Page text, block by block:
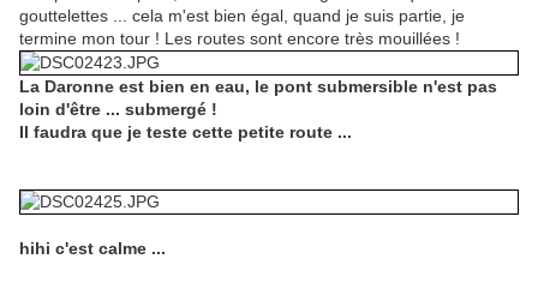
gouttelettes ... cela m'est bien égal, quand je suis partie, je
termine mon tour ! Les routes sont encore très mouillées !
La Daronne est bien en eau, le pont submersible n'est pas
loin d'être ... submergé !
Il faudra que je teste cette petite route ...
hihi c'est calme ...